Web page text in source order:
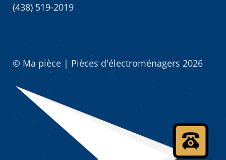
(438) 519-2019
© Ma pièce | Pièces d'électroménagers 2026